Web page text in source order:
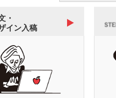
・
イン入稿